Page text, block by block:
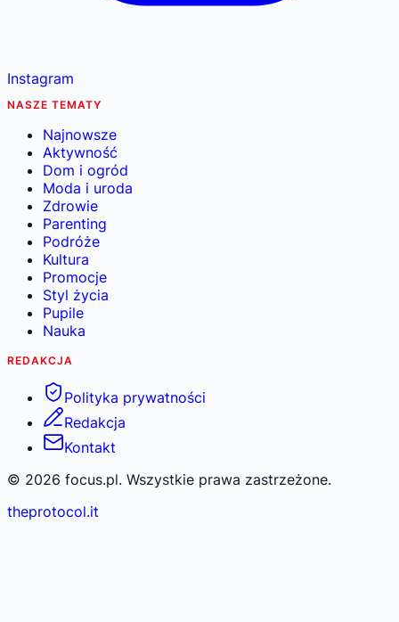
Instagram
NASZE TEMATY
Najnowsze
Aktywność
Dom i ogród
Moda i uroda
Zdrowie
Parenting
Podróże
Kultura
Promocje
Styl życia
Pupile
Nauka
REDAKCJA
Polityka prywatności
Redakcja
Kontakt
© 2026 focus.pl. Wszystkie prawa zastrzeżone.
theprotocol.it